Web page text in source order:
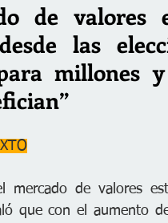
de valores
las
millones
mercado de valores
que con el aumento